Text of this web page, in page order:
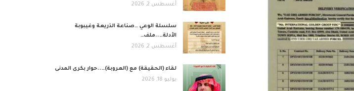
أغسطس 2, 2026
​سلسلة الوعي …صناعة الذريعة وغيبوبة
الأدلة…..ملف…
أغسطس 2, 2026
لقاء (الحقيقة) مع (العروبة)…..حوار بكرى المدنى
يوليو 18, 2026